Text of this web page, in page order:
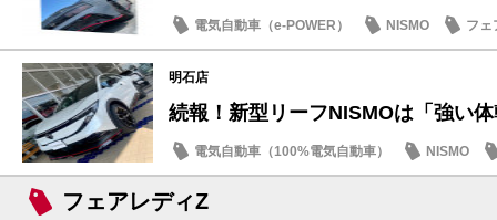
電気自動車（e-POWER） NISMO フェ
明石店
続報！新型リーフNISMOは「強い
電気自動車（100%電気自動車）
NISMO
試乗車・展示車
フェアレディZ